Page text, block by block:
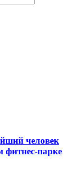
человек
фитнес-парке